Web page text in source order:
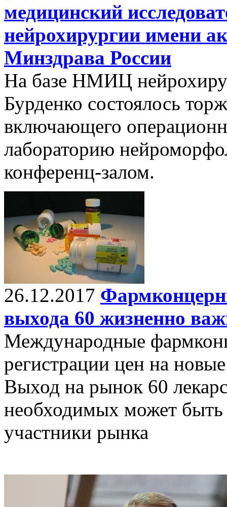
медицинский
нейрохирургии имени
Минздрава России
На базе НМИЦ
Бурденко состоялось
включающего
лабораторию
конференц-залом.
26.12.2017
выхода 60 жизненно
Международные
регистрации цен на
Выход на рынок 60
необходимых может быть
участники рынка